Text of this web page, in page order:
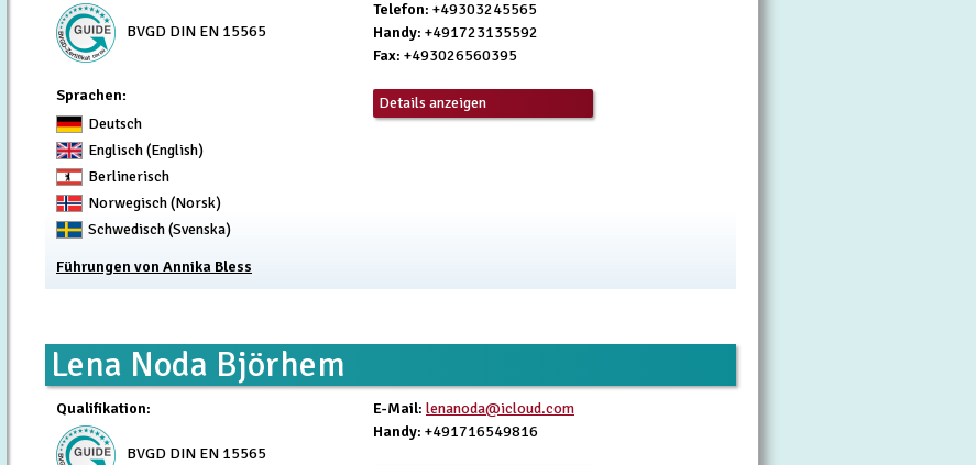
BVGD DIN EN 15565
Sprachen:
Deutsch
Englisch (English)
Berlinerisch
Norwegisch (Norsk)
Schwedisch (Svenska)
Telefon: +49303245565
Handy: +491723135592
Fax: +493026560395
Details anzeigen
Führungen von Annika Bless
Lena Noda Björhem
Qualifikation:
BVGD DIN EN 15565
E-Mail: lenanoda@icloud.com
Handy: +491716549816